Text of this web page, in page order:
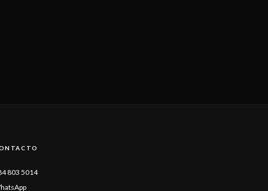
803 5014